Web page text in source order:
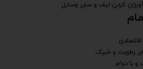
کردن لیف و سایر وسایل
رطوبت و شیک
با دوام